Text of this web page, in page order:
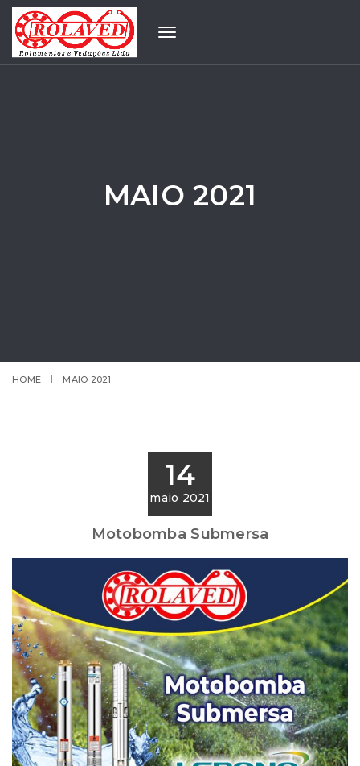
Toggle
MAIO 2021
HOME MAIO 2021
14
maio 2021
Motobomba Submersa